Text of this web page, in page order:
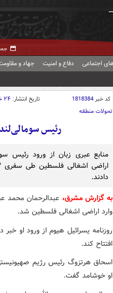
جمعه ۱۶
اجتماعی دفاع و امنیت جهاد و
کد خبر1818384 تاریخ انتشار: ۲۴ خرداد ۱۴۰۵ - ۱۷:۳۰
تحولات منطقه
رئیس
منابع عبری زبان از ورود رئیس
دادند.
به گزارش مشرق، عبدالرحمان محمد
وارد اراضی اشغالی فلسطین شد.
روزنامه یسرائیل هیوم از ورود او
افتتاح کند.
اسحاق هرتزوگ رئیس رژیم
او خوشامد گفت.